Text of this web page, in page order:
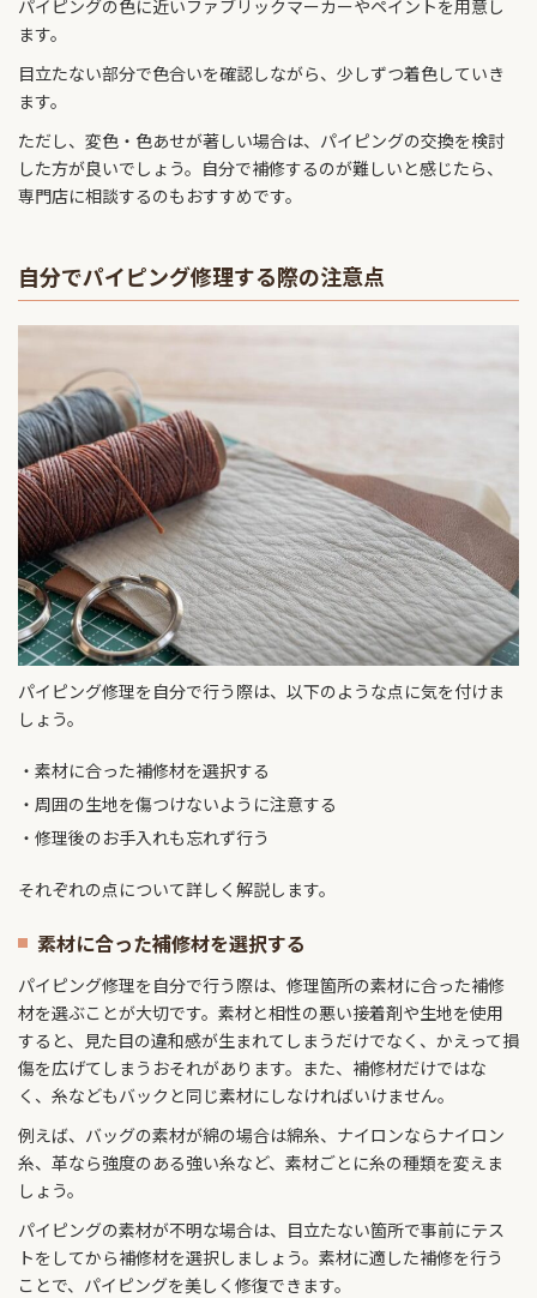
パイピングの色に近いファブリックマーカーやペイントを用意し
ます。
目立たない部分で色合いを確認しながら、少しずつ着色していき
ます。
ただし、変色・色あせが著しい場合は、パイピングの交換を検討
した方が良いでしょう。自分で補修するのが難しいと感じたら、
専門店に相談するのもおすすめです。
自分でパイピング修理する際の注意点
パイピング修理を自分で行う際は、以下のような点に気を付けま
しょう。
素材に合った補修材を選択する
周囲の生地を傷つけないように注意する
修理後のお手入れも忘れず行う
それぞれの点について詳しく解説します。
素材に合った補修材を選択する
パイピング修理を自分で行う際は、修理箇所の素材に合った補修
材を選ぶことが大切です。素材と相性の悪い接着剤や生地を使用
すると、見た目の違和感が生まれてしまうだけでなく、かえって損
傷を広げてしまうおそれがあります。また、補修材だけではな
く、糸などもバックと同じ素材にしなければいけません。
例えば、バッグの素材が綿の場合は綿糸、ナイロンならナイロン
糸、革なら強度のある強い糸など、素材ごとに糸の種類を変えま
しょう。
パイピングの素材が不明な場合は、目立たない箇所で事前にテス
トをしてから補修材を選択しましょう。素材に適した補修を行う
ことで、パイピングを美しく修復できます。